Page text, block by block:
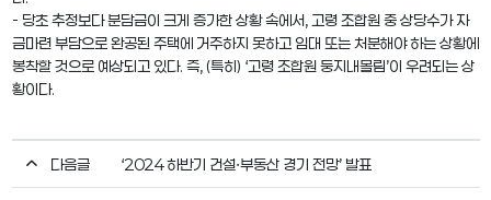
- 당초 추정보다 분담금이 크게 증가한 상황 속에서, 고령 조합원 중 상당수가 자
금마련 부담으로 완공된 주택에 거주하지 못하고 임대 또는 처분해야 하는 상황에
봉착할 것으로 예상되고 있다. 즉, (특히) ‘고령 조합원 둥지내몰림’이 우려되는 상
황이다.
다음글 ‘2024 하반기 건설∙부동산 경기 전망’ 발표